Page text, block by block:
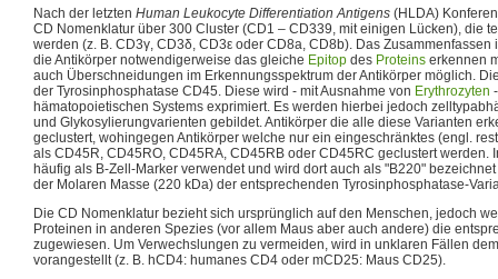
Nach der letzten Human Leukocyte Differentiation Antigens (HLDA)
CD Nomenklatur über 300 Cluster (CD1 – CD339, mit einigen Lücken), die
werden (z. B. CD3γ, CD3δ, CD3ε oder CD8a, CD8b). Das
die Antikörper notwendigerweise das gleiche Epitop des Proteins erkennen
auch Überschneidungen im Erkennungsspektrum der Antikörper möglich.
der Tyrosinphosphatase CD45. Diese wird - mit Ausnahme von Erythrozyten
hämatopoietischen Systems exprimiert. Es werden hierbei jedoch
und Glykosylierungvarienten gebildet. Antikörper die alle diese Varianten
geclustert, wohingegen Antikörper welche nur ein eingeschränktes (engl.
als CD45R, CD45RO, CD45RA, CD45RB oder CD45RC geclustert werden.
häufig als B-Zell-Marker verwendet und wird dort auch als "B220"
der Molaren Masse (220 kDa) der entsprechenden Tyrosinphosphatase-
Die CD Nomenklatur bezieht sich ursprünglich auf den Menschen, jedoch
Proteinen in anderen Spezies (vor allem Maus aber auch andere) die
zugewiesen. Um Verwechslungen zu vermeiden, wird in unklaren Fällen
vorangestellt (z. B. hCD4: humanes CD4 oder mCD25: Maus CD25).